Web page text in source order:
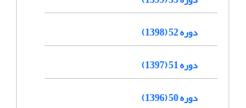
دوره 52 (1398)
دوره 51 (1397)
دوره 50 (1396)